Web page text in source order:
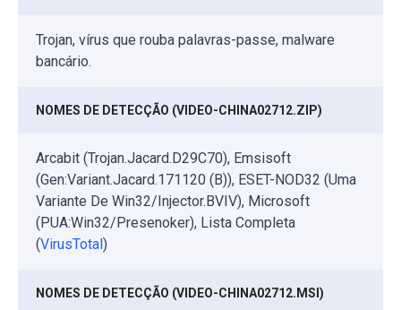
Trojan, vírus que rouba palavras-passe, malware
bancário.
NOMES DE DETECÇÃO (VIDEO-CHINA02712.ZIP)
Arcabit (Trojan.Jacard.D29C70), Emsisoft
(Gen:Variant.Jacard.171120 (B)), ESET-NOD32 (Uma
Variante De Win32/Injector.BVIV), Microsoft
(PUA:Win32/Presenoker), Lista Completa
(VirusTotal)
NOMES DE DETECÇÃO (VIDEO-CHINA02712.MSI)